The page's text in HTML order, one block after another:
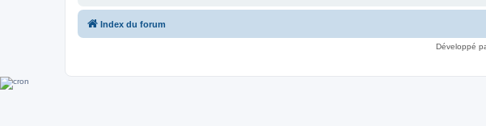
Index du forum
Développé